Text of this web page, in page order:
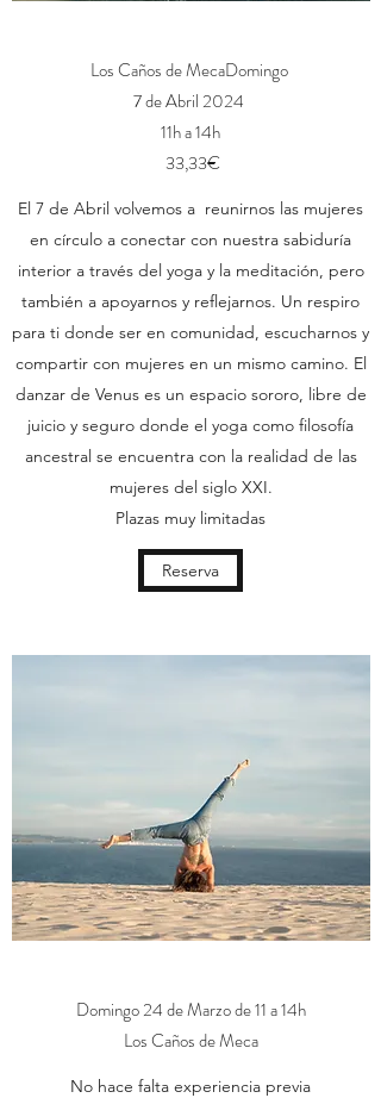
Los Caños de MecaDomingo
7 de Abril 2024
11h a 14h
33,33€
El 7 de Abril volvemos a reunirnos las mujeres
en círculo a conectar con nuestra sabiduría
interior a través del yoga y la meditación, pero
también a apoyarnos y reflejarnos. Un respiro
para ti donde ser en comunidad, escucharnos y
compartir con mujeres en un mismo camino. El
danzar de Venus es un espacio sororo, libre de
juicio y seguro donde el yoga como filosofía
ancestral se encuentra con la realidad de las
mujeres del siglo XXI.
Plazas muy limitadas
Reserva
Domingo 24 de Marzo de 11 a 14h
Los Caños de Meca
No hace falta experiencia previa